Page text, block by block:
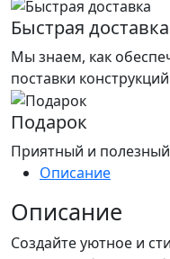
Быстрая доставка
Мы знаем, как
поставки
Подарок
Приятный и
Описание
Описание
Создайте уютное и